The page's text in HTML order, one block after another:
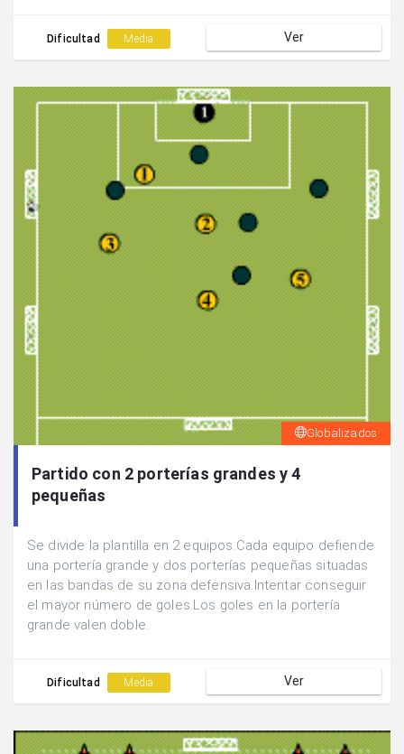
Dificultad Media Ver
Globalizados
Partido con 2 porterías grandes y 4
pequeñas
Se divide la plantilla en 2 equipos.Cada equipo defiende
una portería grande y dos porterías pequeñas situadas
en las bandas de su zona defensiva.Intentar conseguir
el mayor número de goles.Los goles en la portería
grande valen doble.
Dificultad Media Ver